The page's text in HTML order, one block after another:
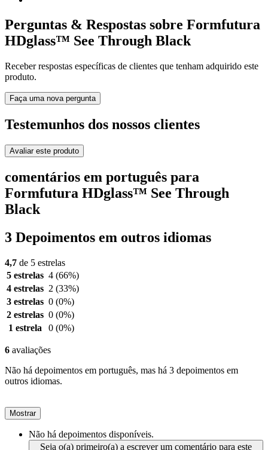
Perguntas & Respostas sobre Formfutura
HDglass™ See Through Black
Receber respostas específicas de clientes que tenham adquirido este
produto.
Faça uma nova pergunta
Testemunhos dos nossos clientes
Avaliar este produto
comentários em português para
Formfutura HDglass™ See Through
Black
3 Depoimentos em outros idiomas
4,7 de 5 estrelas
5 estrelas 4 (66%)
4 estrelas 2 (33%)
3 estrelas 0 (0%)
2 estrelas 0 (0%)
1 estrela
0 (0%)
6 avaliações
Não há depoimentos em português, mas há 3 depoimentos em
outros idiomas.
Mostrar
Não há depoimentos disponíveis.
Seja o(a) primeiro(a) a escrever um comentário para este